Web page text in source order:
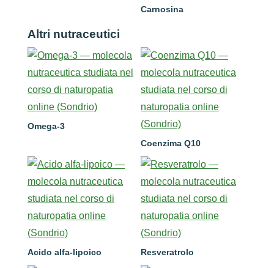
Carnosina
Altri nutraceutici
Omega-3
Coenzima Q10
Acido alfa-lipoico Resveratrolo